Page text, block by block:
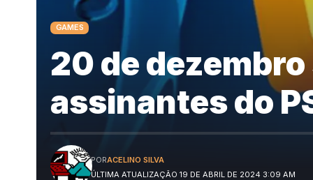
GAMES
20 de
assinantes do
ÚLTIMA ATUALIZAÇÃO 19 DE ABRIL DE 2024 3:09 AM
PORACELINO SILVA